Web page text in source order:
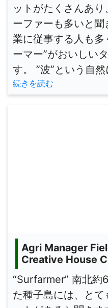
ットがたくさんあ
ーファーも多いと
業に従事する人も多
ーマー”がおいしい
す。 ”波”という自
続きを読む
Agri Manager
Creative House
“Surfarmer” 南北約
た種子島には、と